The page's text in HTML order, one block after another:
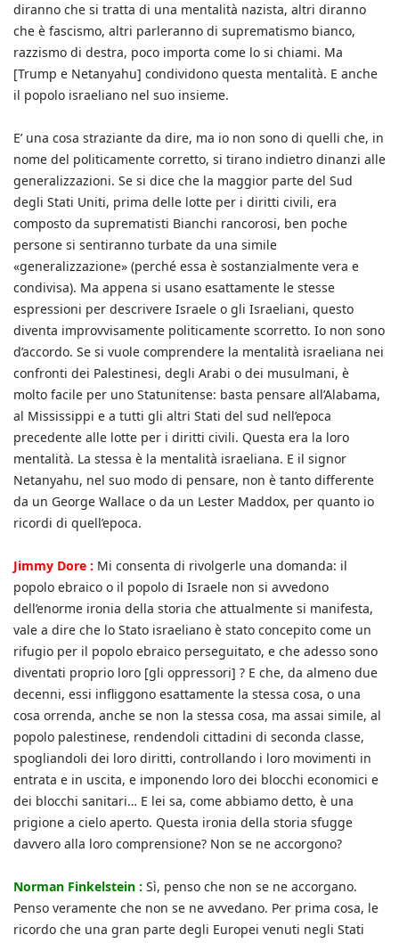
diranno che si tratta di una mentalità nazista, altri diranno
che è fascismo, altri parleranno di suprematismo bianco,
razzismo di destra, poco importa come lo si chiami. Ma
[Trump e Netanyahu] condividono questa mentalità. E anche
il popolo israeliano nel suo insieme.
E’ una cosa straziante da dire, ma io non sono di quelli che, in
nome del politicamente corretto, si tirano indietro dinanzi alle
generalizzazioni. Se si dice che la maggior parte del Sud
degli Stati Uniti, prima delle lotte per i diritti civili, era
composto da suprematisti Bianchi rancorosi, ben poche
persone si sentiranno turbate da una simile
«generalizzazione» (perché essa è sostanzialmente vera e
condivisa). Ma appena si usano esattamente le stesse
espressioni per descrivere Israele o gli Israeliani, questo
diventa improvvisamente politicamente scorretto. Io non sono
d’accordo. Se si vuole comprendere la mentalità israeliana nei
confronti dei Palestinesi, degli Arabi o dei musulmani, è
molto facile per uno Statunitense: basta pensare all’Alabama,
al Mississippi e a tutti gli altri Stati del sud nell’epoca
precedente alle lotte per i diritti civili. Questa era la loro
mentalità. La stessa è la mentalità israeliana. E il signor
Netanyahu, nel suo modo di pensare, non è tanto differente
da un George Wallace o da un Lester Maddox, per quanto io
ricordi di quell’epoca.
Jimmy Dore : Mi consenta di rivolgerle una domanda: il
popolo ebraico o il popolo di Israele non si avvedono
dell’enorme ironia della storia che attualmente si manifesta,
vale a dire che lo Stato israeliano è stato concepito come un
rifugio per il popolo ebraico perseguitato, e che adesso sono
diventati proprio loro [gli oppressori] ? E che, da almeno due
decenni, essi infliggono esattamente la stessa cosa, o una
cosa orrenda, anche se non la stessa cosa, ma assai simile, al
popolo palestinese, rendendoli cittadini di seconda classe,
spogliandoli dei loro diritti, controllando i loro movimenti in
entrata e in uscita, e imponendo loro dei blocchi economici e
dei blocchi sanitari… E lei sa, come abbiamo detto, è una
prigione a cielo aperto. Questa ironia della storia sfugge
davvero alla loro comprensione? Non se ne accorgono?
Norman Finkelstein : Sì, penso che non se ne accorgano.
Penso veramente che non se ne avvedano. Per prima cosa, le
ricordo che una gran parte degli Europei venuti negli Stati